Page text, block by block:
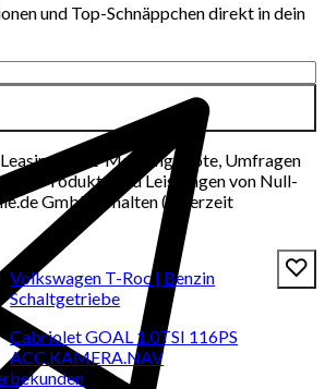
und Top-Schnäppchen direkt in dein
per E-Mail Angebote, Umfragen
Produkte und Leistungen von Null-
GmbH erhalten (jederzeit
Volkswagen T-Roc | Benzin
Schaltgetriebe
Cabriolet GOAL 1.0TSI 116PS
ACC.KAMERA.NAV